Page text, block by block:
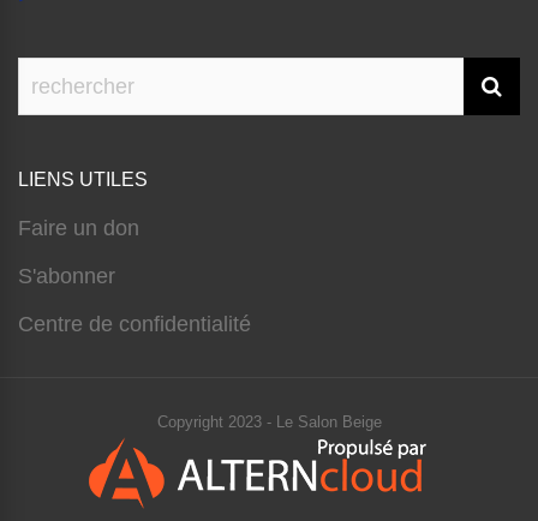
LIENS UTILES
Faire un don
S'abonner
Centre de confidentialité
Copyright 2023 - Le Salon Beige